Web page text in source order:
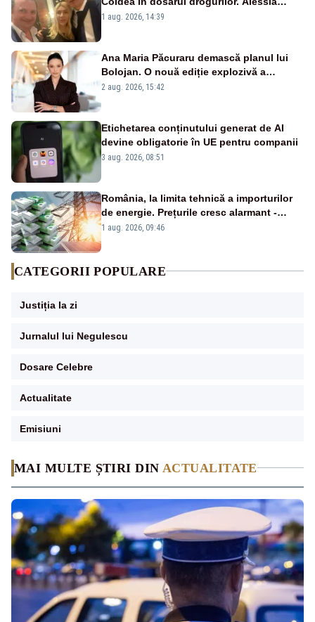
MAI MULTE ȘTIRI DIN ACTUALITATE
Păcuraru explică decizia magistraților
1 aug. 2026, 14:39
Ana Maria Păcuraru demască planul lui
Bolojan. O nouă ediție explozivă a
emisiunii „Miza Zilei” la Realitatea PLUS
2 aug. 2026, 15:42
Etichetarea conținutului generat de AI
devine obligatorie în UE pentru companii
3 aug. 2026, 08:51
România, la limita tehnică a importurilor
de energie. Prețurile cresc alarmant -
Analiză Realitatea Plus
1 aug. 2026, 09:46
CATEGORII POPULARE
Justiția la zi
Jurnalul lui Negulescu
Dosare Celebre
Actualitate
Emisiuni